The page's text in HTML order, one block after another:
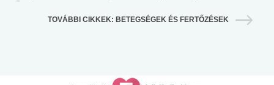
TOVÁBBI CIKKEK: BETEGSÉGEK ÉS FERTŐZÉSEK